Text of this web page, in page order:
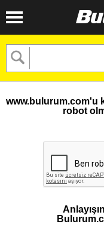
www.bulurum.com'u
robot